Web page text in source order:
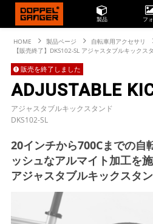
製品 フ
HOME 製品ページ 自転車用アクセサリ
【販売終了】DKS102-SL アジャスタブルキックス
販売を終了しました
ADJUSTABLE
アジャスタブルキックスタンド
DKS102-SL
20インチから700Cまでの自
ッシュなアルマイト加工を
アジャスタブルキックスタン